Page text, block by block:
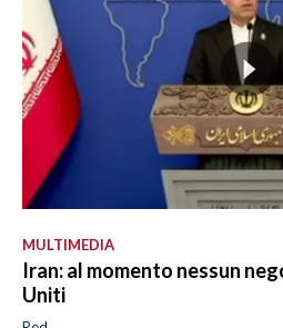
MULTIMEDIA
Iran: al momento nessun
Uniti